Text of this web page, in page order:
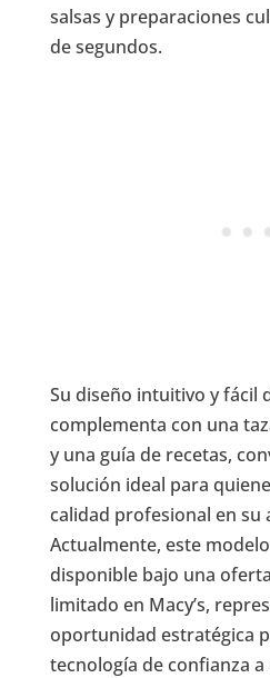
salsas y preparaciones
de segundos.
Su diseño intuitivo y fácil
complementa con una
y una guía de recetas,
solución ideal para
calidad profesional en su
Actualmente, este
disponible bajo una
limitado en Macy’s,
oportunidad estratégica
tecnología de confianza